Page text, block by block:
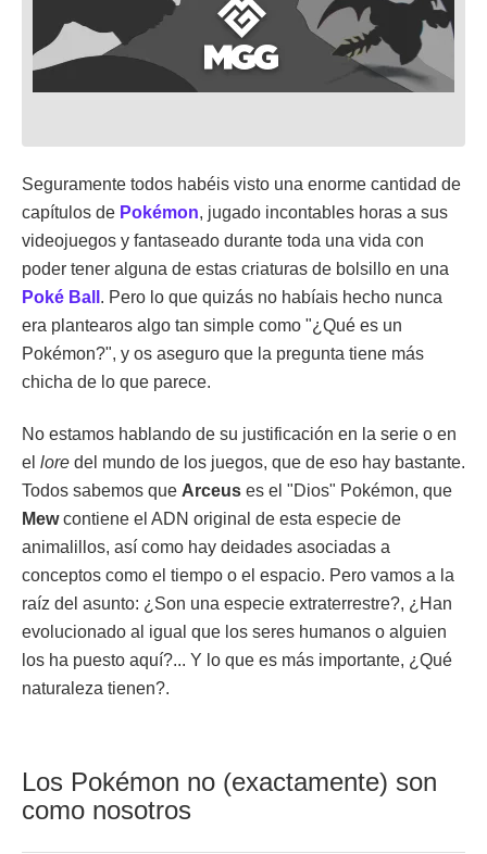
Seguramente todos habéis visto una enorme cantidad de
capítulos de Pokémon, jugado incontables horas a sus
videojuegos y fantaseado durante toda una vida con
poder tener alguna de estas criaturas de bolsillo en una
Poké Ball . Pero lo que quizás no habíais hecho nunca
era plantearos algo tan simple como "¿Qué es un
Pokémon?", y os aseguro que la pregunta tiene más
chicha de lo que parece.
No estamos hablando de su justificación en la serie o en
el lore del mundo de los juegos, que de eso hay bastante.
Todos sabemos que Arceus es el "Dios" Pokémon, que
Mewcontiene el ADN original de esta especie de
animalillos, así como hay deidades asociadas a
conceptos como el tiempo o el espacio. Pero vamos a la
raíz del asunto: ¿Son una especie extraterrestre?, ¿Han
evolucionado al igual que los seres humanos o alguien
los ha puesto aquí?... Y lo que es más importante, ¿Qué
naturaleza tienen?.
Los Pokémon no (exactamente) son
como nosotros